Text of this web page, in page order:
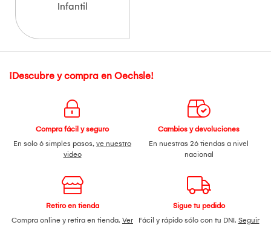
Infantil
¡Descubre y compra en Oechsle!
Compra fácil y seguro
En solo 6 simples pasos, ve nuestro
video
Cambios y devoluciones
En nuestras 26 tiendas a nivel
nacional
Retiro en tienda
Compra online y retira en tienda. Ver
Sigue tu pedido
Fácil y rápido sólo con tu DNI. Seguir